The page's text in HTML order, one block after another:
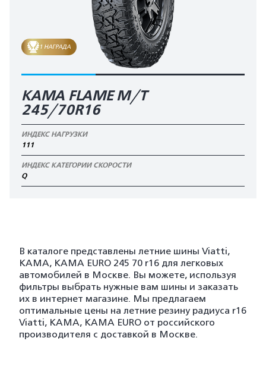
1 НАГРАДА
КАМА FLAME M/T
245/70R16
ИНДЕКС НАГРУЗКИ
111
ИНДЕКС КАТЕГОРИИ СКОРОСТИ
Q
В каталоге представлены летние шины Viatti,
KAMA, KAMA EURO 245 70 r16 для легковых
автомобилей в Москве. Вы можете, используя
фильтры выбрать нужные вам шины и заказать
их в интернет магазине. Мы предлагаем
оптимальные цены на летние резину радиуса r16
Viatti, KAMA, KAMA EURO от российского
производителя с доставкой в Москве.